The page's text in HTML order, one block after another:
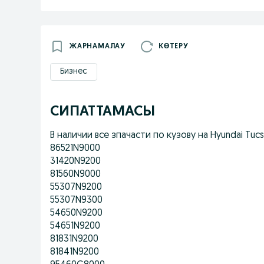
ЖАРНАМАЛАУ КӨТЕРУ
Бизнес
СИПАТТАМАСЫ
В наличии все зпачасти по кузову на Hyundai
86521N9000
31420N9200
81560N9000
55307N9200
55307N9300
54650N9200
54651N9200
81831N9200
81841N9200